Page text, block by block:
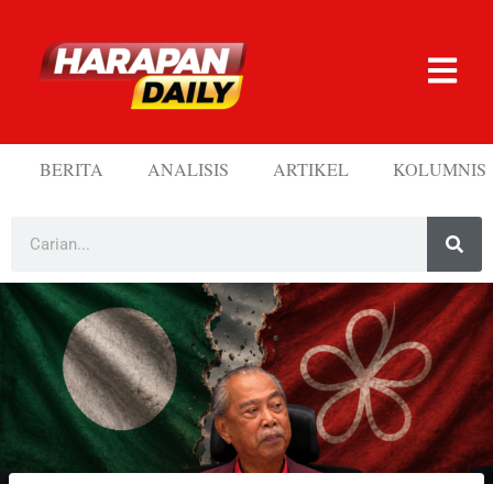
BERITA ANALISIS ARTIKEL KOLUMNIS